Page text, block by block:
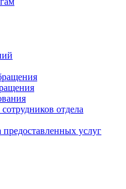
отдела
предоставленных услуг